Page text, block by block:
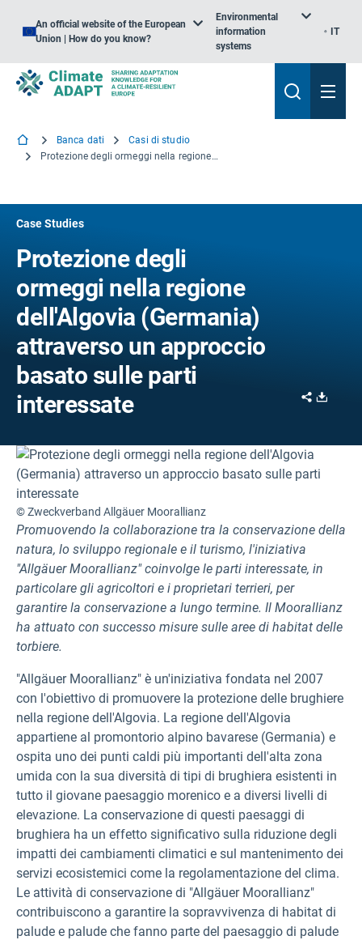
An official website of the European
Union | How do you know?
Environmental
information
systems
IT
Banca dati
Casi di studio
Protezione degli ormeggi nella regione dell'Algovia (Germania) attraverso un approccio basato sulle parti interessate
Case Studies
Protezione degli
ormeggi nella regione
dell'Algovia (Germania)
attraverso un approccio
basato sulle parti
interessate
Share
© Zweckverband Allgäuer Moorallianz
Promuovendo la collaborazione tra la conservazione della
natura, lo sviluppo regionale e il turismo, l'iniziativa
"Allgäuer Moorallianz" coinvolge le parti interessate, in
particolare gli agricoltori e i proprietari terrieri, per
garantire la conservazione a lungo termine. Il Moorallianz
ha attuato con successo misure sulle aree di habitat delle
torbiere.
"Allgäuer Moorallianz" è un'iniziativa fondata nel 2007
con l'obiettivo di promuovere la protezione delle brughiere
nella regione dell'Algovia. La regione dell'Algovia
appartiene al promontorio alpino bavarese (Germania) e
ospita uno dei punti caldi più importanti dell'alta zona
umida con la sua diversità di tipi di brughiera esistenti in
tutto il giovane paesaggio morenico e a diversi livelli di
elevazione. La conservazione di questi paesaggi di
brughiera ha un effetto significativo sulla riduzione degli
impatti dei cambiamenti climatici e sul mantenimento dei
servizi ecosistemici come la regolamentazione del clima.
Le attività di conservazione di "Allgäuer Moorallianz"
contribuiscono a garantire la sopravvivenza di habitat di
palude e palude che fanno parte del paesaggio di palude